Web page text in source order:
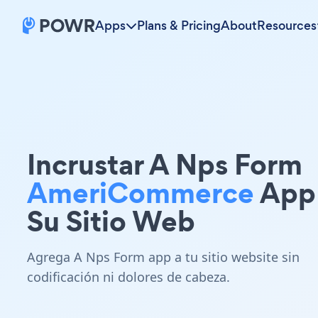
Apps Plans & PricingAboutResources
Incrustar A Nps Form
AmeriCommerce
Su Sitio Web
Agrega A Nps Form app a tu sitio website sin
codificación ni dolores de cabeza.